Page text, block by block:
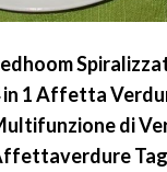
in 1 Affetta
di